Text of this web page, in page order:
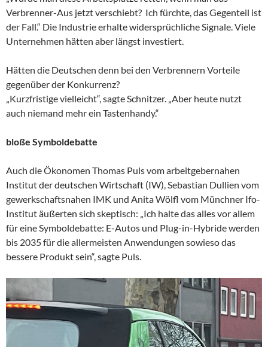
Verbrenner-Aus jetzt verschiebt? Ich fürchte, das Gegenteil ist
der Fall.“ Die Industrie erhalte widersprüchliche Signale. Viele
Unternehmen hätten aber längst investiert.
Hätten die Deutschen denn bei den Verbrennern Vorteile
gegenüber der Konkurrenz?
„Kurzfristige vielleicht“, sagte Schnitzer. „Aber heute nutzt
auch niemand mehr ein Tastenhandy.“
bloße Symboldebatte
Auch die Ökonomen Thomas Puls vom arbeitgebernahen
Institut der deutschen Wirtschaft (IW), Sebastian Dullien vom
gewerkschaftsnahen IMK und Anita Wölfl vom Münchner Ifo-
Institut äußerten sich skeptisch: „Ich halte das alles vor allem
für eine Symboldebatte: E-Autos und Plug-in-Hybride werden
bis 2035 für die allermeisten Anwendungen sowieso das
bessere Produkt sein“, sagte Puls.